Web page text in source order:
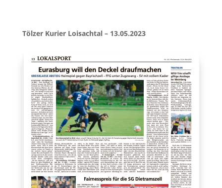
Tölzer Kurier Loisachtal – 13.05.2023